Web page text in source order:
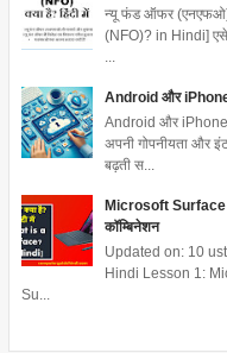
न्यू फंड ऑफर (एनएफओ)
(NFO)? in Hindi]
Android और iPhone
Android और
अपनी गोपनीयता और
बढ़ती स...
Microsoft Surface
कॉम्बिनेशन
Updated on: 10
Hindi Lesson 1:
Su...